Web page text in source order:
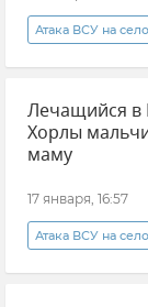
Атака ВСУ на
Херсонская
Минздрав РФ
Лечащийся в
Хорлы
маму
17 января, 16:57
Атака ВСУ на
Сергей Георгиев